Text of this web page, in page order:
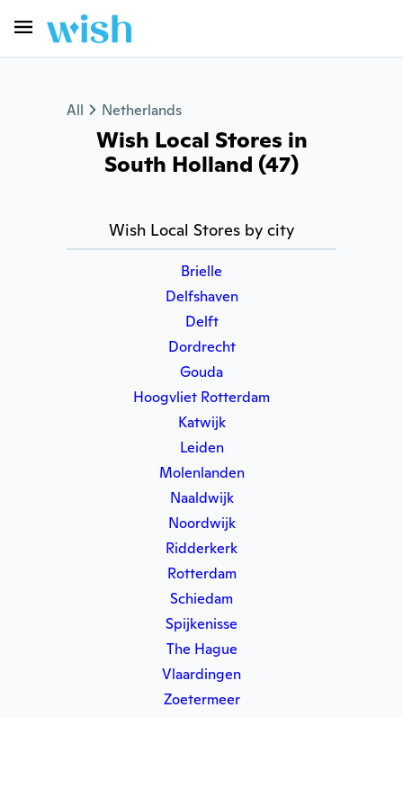
All Netherlands
Wish Local Stores in
South Holland (47)
Wish Local Stores by city
Brielle
Delfshaven
Delft
Dordrecht
Gouda
Hoogvliet Rotterdam
Katwijk
Leiden
Molenlanden
Naaldwijk
Noordwijk
Ridderkerk
Rotterdam
Schiedam
Spijkenisse
The Hague
Vlaardingen
Zoetermeer